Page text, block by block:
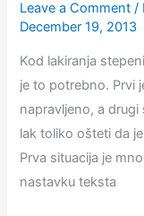
Leave a Comment /
December 19, 2013
Kod lakiranja
je to potrebno. Prvi
napravljeno, a
lak toliko ošteti da
Prva situacija je
nastavku teksta